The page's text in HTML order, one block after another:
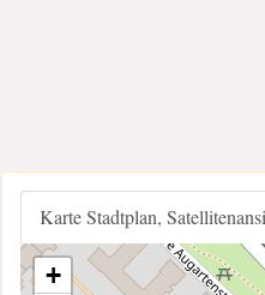
Karte Stadtplan,
+